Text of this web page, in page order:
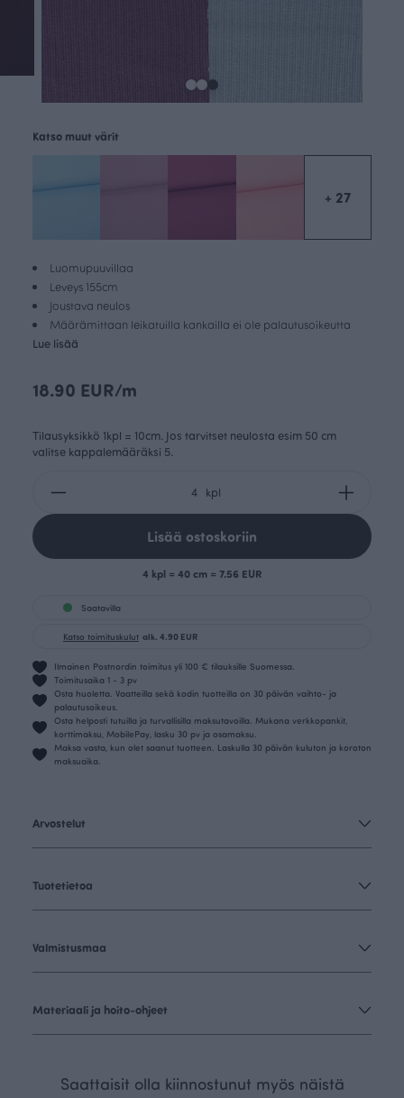
Luomupuuvillaa
Leveys 155cm
Joustava neulos
Määrämittaan leikatuilla kankailla ei ole palautusoikeutta
Lue lisää
Katso muut värit
+ 27
18.90 EUR/m
Tilausyksikkö 1kpl = 10cm. Jos tarvitset neulosta esim 50 cm
valitse kappalemääräksi 5.
kpl
Lisää ostoskoriin
4 kpl = 40 cm = 7.56 EUR
Saatavilla
Katso toimituskulut alk. 4.90 EUR
Ilmainen Postnordin toimitus yli 100 € tilauksille Suomessa.
Toimitusaika 1 - 3 pv
Osta huoletta. Vaatteilla sekä kodin tuotteilla on 30 päivän vaihto- ja
palautusoikeus.
Osta helposti tutuilla ja turvallisilla maksutavoilla. Mukana verkkopankit,
korttimaksu, MobilePay, lasku 30 pv ja osamaksu.
Maksa vasta, kun olet saanut tuotteen. Laskulla 30 päivän kuluton ja koroton
maksuaika.
Arvostelut
Tuotetietoa
Valmistusmaa
Materiaali ja hoito-ohjeet
Saattaisit olla kiinnostunut myös näistä